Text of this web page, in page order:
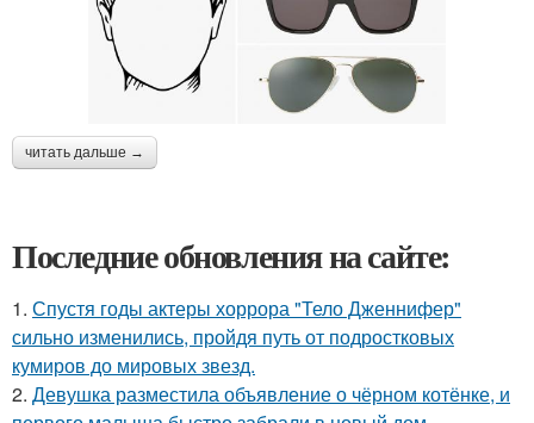
читать дальше →
Последние обновления на сайте:
1. Спустя годы актеры хоррора "Тело Дженнифер"
сильно изменились, пройдя путь от подростковых
кумиров до мировых звезд.
2. Девушка разместила объявление о чёрном котёнке, и